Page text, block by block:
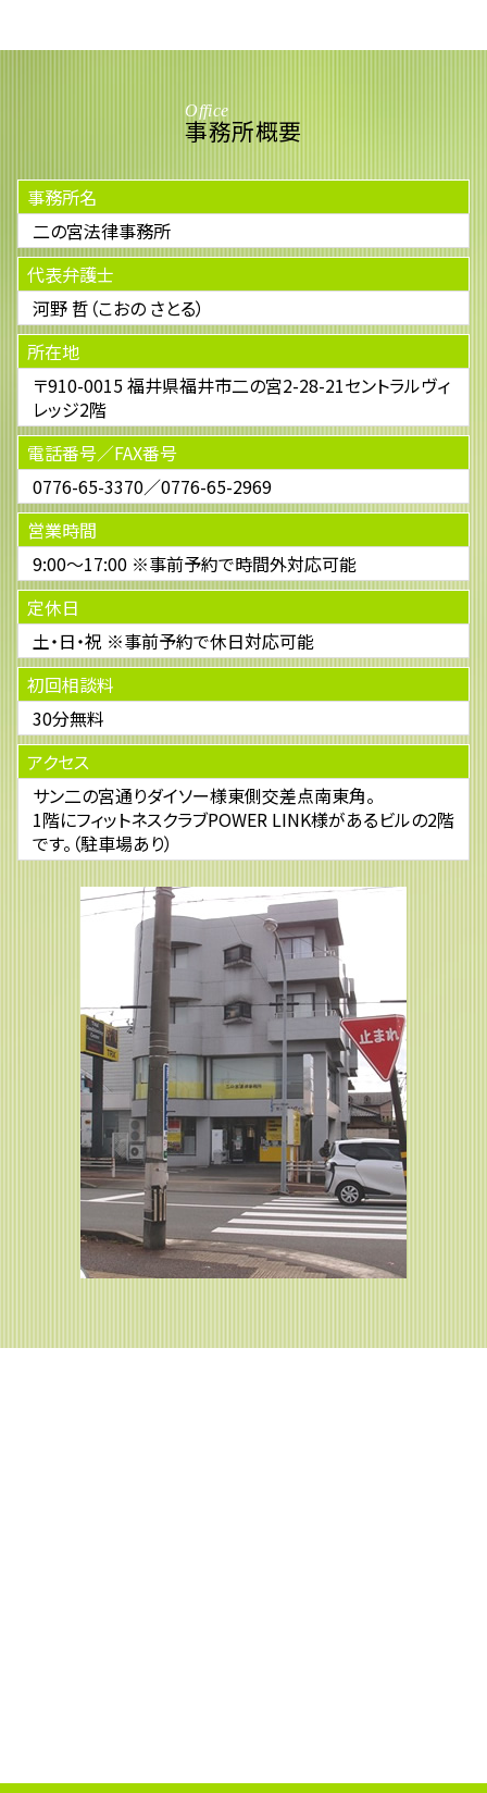
Office
事務所概要
事務所名
二の宮法律事務所
代表弁護士
河野 哲（こおの さとる）
所在地
〒910-0015 福井県福井市二の宮2-28-21セントラルヴィ
レッジ2階
電話番号／FAX番号
0776-65-3370／0776-65-2969
営業時間
9:00～17:00 ※事前予約で時間外対応可能
定休日
土・日・祝 ※事前予約で休日対応可能
初回相談料
30分無料
アクセス
サン二の宮通りダイソー様東側交差点南東角。
1階にフィットネスクラブPOWER LINK様があるビルの2階
です。（駐車場あり）